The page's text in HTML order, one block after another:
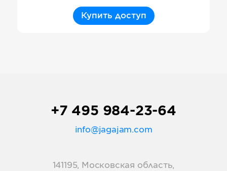
Купить доступ
+7 495 984-23-64
info@jagajam.com
141195, Московская область,